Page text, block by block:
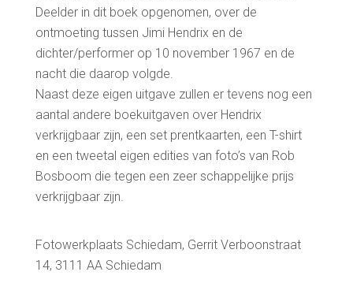
Deelder in dit boek opgenomen, over de
ontmoeting tussen Jimi Hendrix en de
dichter/performer op 10 november 1967 en de
nacht die daarop volgde.
Naast deze eigen uitgave zullen er tevens nog een
aantal andere boekuitgaven over Hendrix
verkrijgbaar zijn, een set prentkaarten, een T-shirt
en een tweetal eigen edities van foto’s van Rob
Bosboom die tegen een zeer schappelijke prijs
verkrijgbaar zijn.
Fotowerkplaats Schiedam, Gerrit Verboonstraat
14, 3111 AA Schiedam